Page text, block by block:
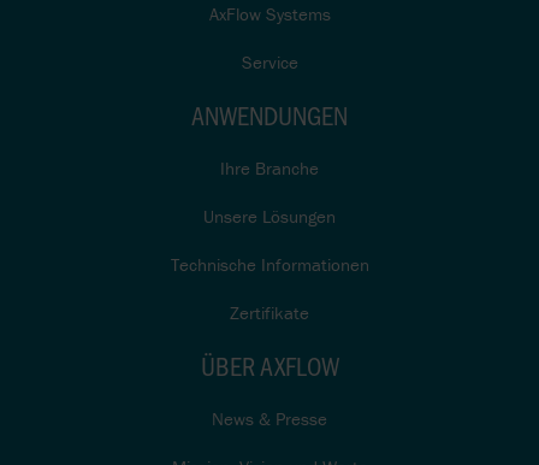
AxFlow Systems
Service
ANWENDUNGEN
Ihre Branche
Unsere Lösungen
Technische Informationen
Zertifikate
ÜBER AXFLOW
News & Presse